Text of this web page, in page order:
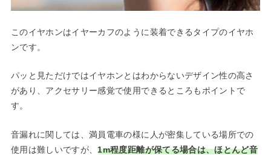
このイヤホンはイヤーカフのように装着できるタイプのイヤホ
ンです。
パッと見ただけではイヤホンとはわからないデザイン性の高さ
があり、アクセサリー感覚で使用できるところもポイントで
す。
音漏れに関しては、満員電車の様に人が密集している場所での
使用は難しいですが、 1m程度距離が保てる場合は、ほとんど音